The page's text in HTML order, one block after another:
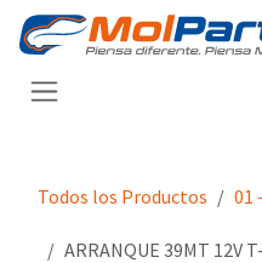
Ir al contenido
Todos los Productos 01
ARRANQUE 39MT 12V